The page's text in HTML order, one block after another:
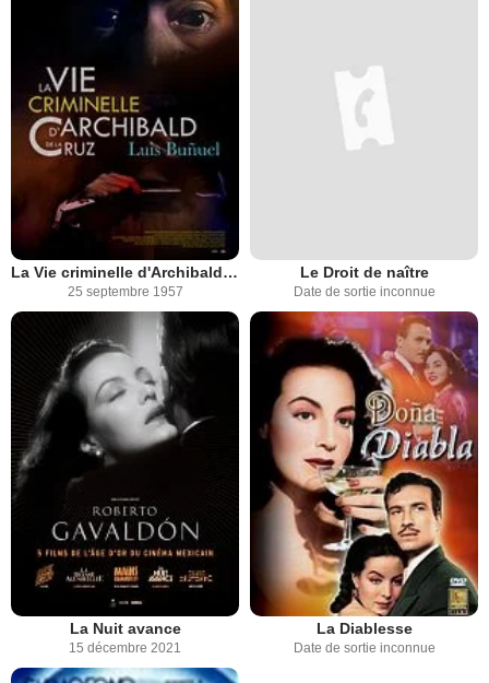
La Vie criminelle d'Archibald de La Cruz
25 septembre 1957
Le Droit de naître
Date de sortie inconnue
La Nuit avance
15 décembre 2021
La Diablesse
Date de sortie inconnue